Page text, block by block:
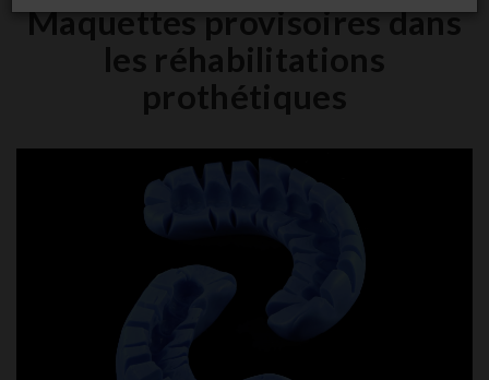
Maquettes provisoires dans
les réhabilitations
prothétiques